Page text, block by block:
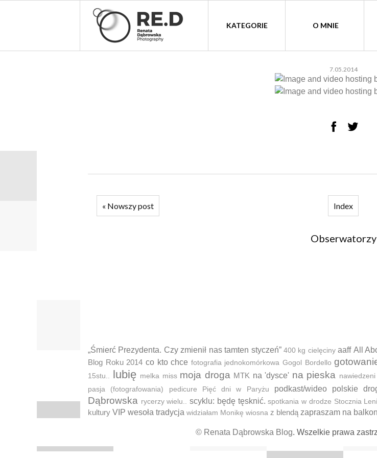
KATEGORIE O MNIE
7.05.2014
« Nowszy post Index
Obserwatorzy
„Śmierć Prezydenta. Czy zmienił nas tamten styczeń” 400 kg cielęciny aaff All
Blog Roku 2014 co kto chce fotografia jednokomórkowa Gogol Bordello
15stu.. lubię melka miss moja droga MTK na 'dysce' na pieska nawiedzeni
pasja (fotografowania) pedicure Pięć dni w Paryżu podkast/wideo polskie
Dąbrowska rycerzy wielu.. scyklu: będę tęsknić. spotkania w drodze Stocznia
kultury VIP wesoła tradycja widziałam Monikę wiosna z blendą zapraszam na balkon
© Renata Dąbrowska Blog. Wszelkie prawa